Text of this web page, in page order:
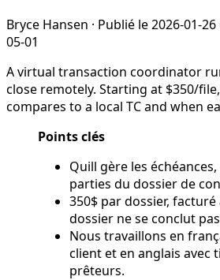
Bryce Hansen · Publié le2026-01-26
05-01
A virtual transaction coordinator
close remotely. Starting at $350/
compares to a local TC and when
Points clés
Quill gère les
parties du dossier de
350$ par dossier, facturé
dossier ne se conclut
Nous travaillons en
client et en anglais avec
prêteurs.